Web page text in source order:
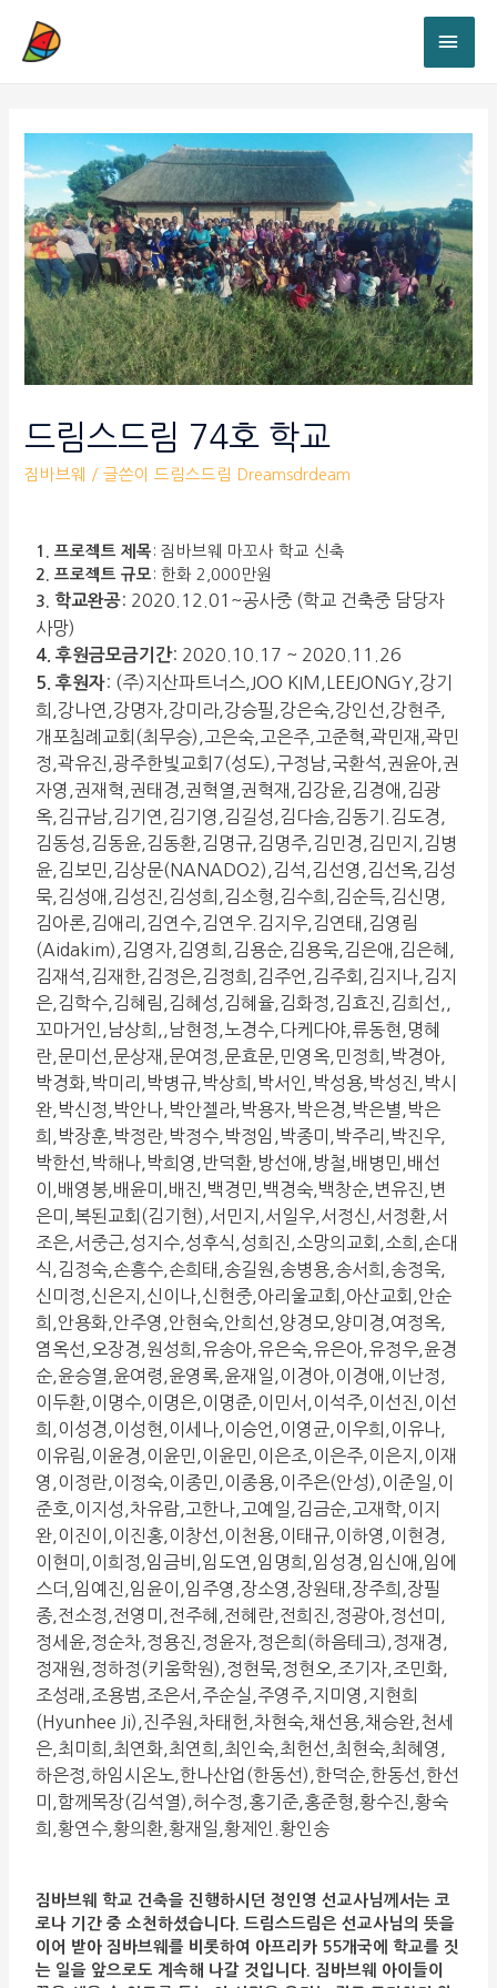
드림스드림 74호 학교
짐바브웨 / 글쓴이 드림스드림 Dreamsdrdeam
1. 프로젝트 제목 : 짐바브웨 마꼬사 학교 신축
2. 프로젝트 규모 : 한화 2,000만원
3.
학교완공: 2020.12.01~공사중 (학교 건축중 담당자
사망)
4. 후원금모금기간: 2020.10.17 ~ 2020.11.26
5. 후원자: (주)지산파트너스,JOO KIM,LEEJONGY,강기
희,강나연,강명자,강미라,강승필,강은숙,강인선,강현주,
개포침례교회(최무승),고은숙,고은주,고준혁,곽민재,곽민
정,곽유진,광주한빛교회7(성도),구정남,국환석,권윤아,권
자영,권재혁,권태경,권혁열,권혁재,김강윤,김경애,김광
옥,김규남,김기연,김기영,김길성,김다솜,김동기.김도경,
김동성,김동윤,김동환,김명규,김명주,김민경,김민지,김병
윤,김보민,김상문(NANADO2),김석,김선영,김선옥,김성
묵,김성애,김성진,김성희,김소형,김수희,김순득,김신명,
김아론,김애리,김연수,김연우.김지우,김연태,김영림
(Aidakim),김영자,김영희,김용순,김용욱,김은애,김은혜,
김재석,김재한,김정은,김정희,김주언,김주회,김지나,김지
은,김학수,김혜림,김혜성,김혜율,김화정,김효진,김희선,,
꼬마거인,남상희,,남현정,노경수,다케다야,류동현,명혜
란,문미선,문상재,문여정,문효문,민영옥,민정희,박경아,
박경화,박미리,박병규,박상희,박서인,박성용,박성진,박시
완,박신정,박안나,박안젤라,박용자,박은경,박은별,박은
희,박장훈,박정란,박정수,박정임,박종미,박주리,박진우,
박한선,박해나,박희영,반덕환,방선애,방철,배병민,배선
이,배영봉,배윤미,배진,백경민,백경숙,백창순,변유진,변
은미,복된교회(김기현),서민지,서일우,서정신,서정환,서
조은,서중근,성지수,성후식,성희진,소망의교회,소희,손대
식,김정숙,손흥수,손희태,송길원,송병용,송서희,송정욱,
신미정,신은지,신이나,신현중,아리울교회,아산교회,안순
희,안용화,안주영,안현숙,안희선,양경모,양미경,여정옥,
염옥선,오장경,원성희,유송아,유은숙,유은아,유정우,윤경
순,윤승열,윤여령,윤영록,윤재일,이경아,이경애,이난정,
이두환,이명수,이명은,이명준,이민서,이석주,이선진,이선
희,이성경,이성현,이세나,이승언,이영균,이우희,이유나,
이유림,이윤경,이윤민,이윤민,이은조,이은주,이은지,이재
영,이정란,이정숙,이종민,이종용,이주은(안성),이준일,이
준호,이지성,차유람,고한나,고예일,김금순,고재학,이지
완,이진이,이진홍,이창선,이천용,이태규,이하영,이현경,
이현미,이희정,임금비,임도연,임명희,임성경,임신애,임에
스더,임예진,임윤이,임주영,장소영,장원태,장주희,장필
종,전소정,전영미,전주혜,전혜란,전희진,정광아,정선미,
정세윤,정순차,정용진,정윤자,정은희(하음테크),정재경,
정재원,정하정(키움학원),정현묵,정현오,조기자,조민화,
조성래,조용범,조은서,주순실,주영주,지미영,지현희
(Hyunhee Ji),진주원,차태헌,차현숙,채선용,채승완,천세
은,최미희,최연화,최연희,최인숙,최헌선,최현숙,최혜영,
하은정,하임시온노,한나산업(한동선),한덕순,한동선,한선
미,함께목장(김석열),허수정,홍기준,홍준형,황수진,황숙
희,황연수,황의환,황재일,황제인.황인송
짐바브웨 학교 건축을 진행하시던 정인영 선교사님께서는 코
로나 기간 중 소천하셨습니다. 드림스드림은 선교사님의 뜻을
이어 받아 짐바브웨를 비롯하여 아프리카 55개국에 학교를 짓
는 일을 앞으로도 계속해 나갈 것입니다. 짐바브웨 아이들이